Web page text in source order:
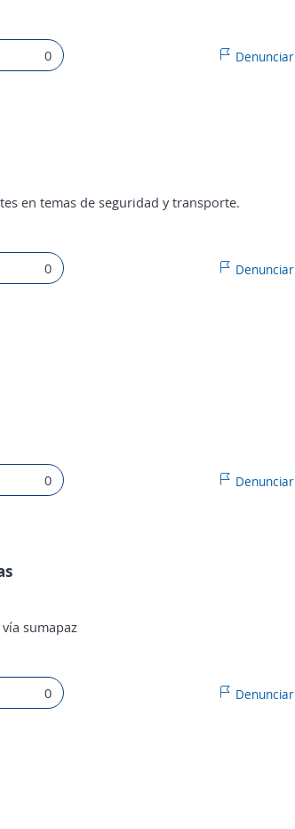
0 Denunciar
en temas de seguridad y transporte.
0 Denunciar
0 Denunciar
sumapaz
0 Denunciar